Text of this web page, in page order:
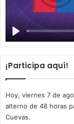
¡Participa aquí!
Hoy, viernes 7 de
alterno de 48 horas
Cuevas.